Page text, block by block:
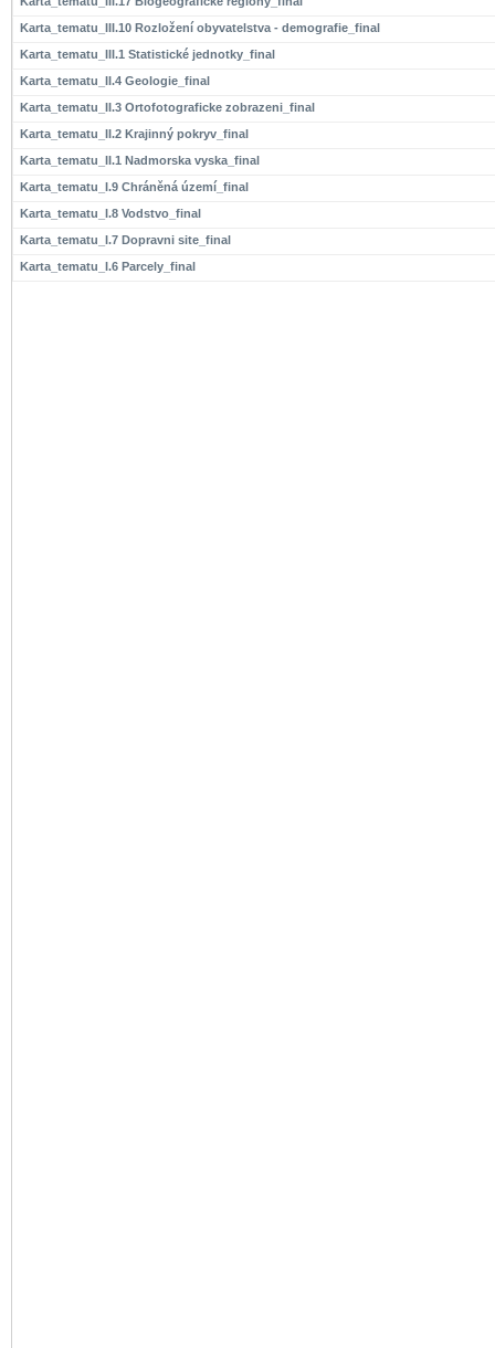
Karta_tematu_III.10 Rozložení obyvatelstva - demografie_final
Karta_tematu_III.1 Statistické jednotky_final
Karta_tematu_II.4 Geologie_final
Karta_tematu_II.3 Ortofotograficke zobrazeni_final
Karta_tematu_II.2 Krajinný pokryv_final
Karta_tematu_II.1 Nadmorska vyska_final
Karta_tematu_I.9 Chráněná území_final
Karta_tematu_I.8 Vodstvo_final
Karta_tematu_I.7 Dopravni site_final
Karta_tematu_I.6 Parcely_final